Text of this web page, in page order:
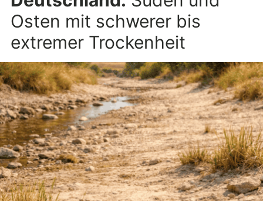
Osten mit schwerer bis
extremer Trockenheit